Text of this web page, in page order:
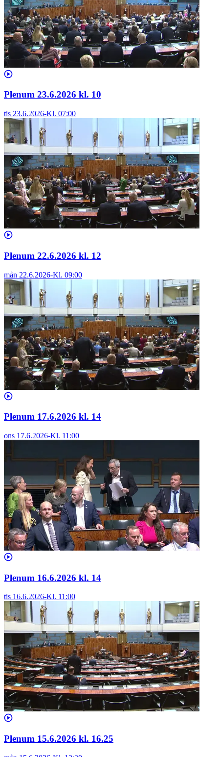
Plenum 23.6.2026 kl. 10
tis 23.6.2026-Kl. 07:00
Plenum 22.6.2026 kl. 12
mån 22.6.2026-Kl. 09:00
Plenum 17.6.2026 kl. 14
ons 17.6.2026-Kl. 11:00
Plenum 16.6.2026 kl. 14
tis 16.6.2026-Kl. 11:00
Plenum 15.6.2026 kl. 16.25